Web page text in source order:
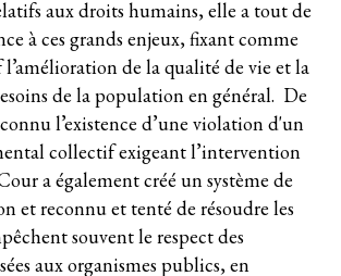
aux droits humains, elle a tout de
à ces grands enjeux, fixant comme
de la qualité de vie et la
de la population en général. De
l’existence d’une violation d'un
collectif exigeant l’intervention
a également créé un système de
et reconnu et tenté de résoudre les
souvent le respect des
aux organismes publics, en